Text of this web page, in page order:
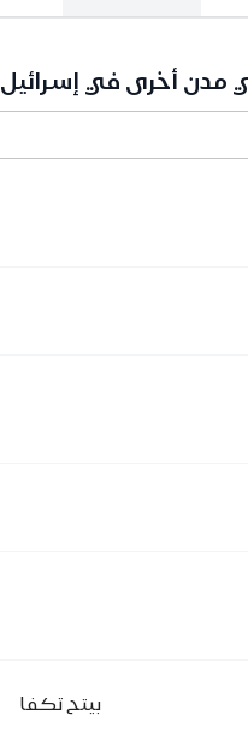
مدن أخرى في إسرائيل
بيتح تكفا